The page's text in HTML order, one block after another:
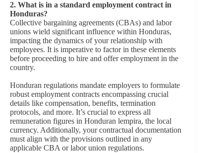
2. What is in a standard employment contract in
Honduras?
Collective bargaining agreements (CBAs) and labor
unions wield significant influence within Honduras,
impacting the dynamics of your relationship with
employees. It is imperative to factor in these elements
before proceeding to hire and offer employment in the
country.
Honduran regulations mandate employers to formulate
robust employment contracts encompassing crucial
details like compensation, benefits, termination
protocols, and more. It’s crucial to express all
remuneration figures in Honduran lempira, the local
currency. Additionally, your contractual documentation
must align with the provisions outlined in any
applicable CBA or labor union regulations.